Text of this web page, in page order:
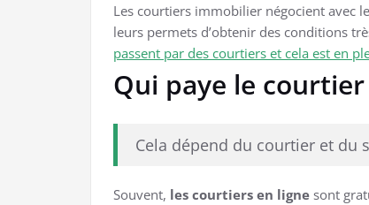
Les courtiers immobilier négocient avec
leurs permets d’obtenir des conditions
passent par des courtiers et cela est en
Qui paye le
Cela dépend du courtier et du
Souvent, les courtiers en ligne sont